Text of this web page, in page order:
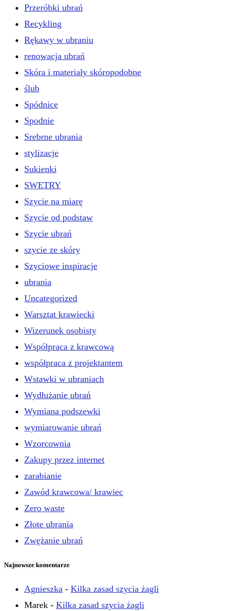
Przeróbki ubrań
Recykling
Rękawy w ubraniu
renowacja ubrań
Skóra i materiały skóropodobne
ślub
Spódnice
Spodnie
Srebrne ubrania
stylizacje
Sukienki
SWETRY
Szycie na miarę
Szycie od podstaw
Szycie ubrań
szycie ze skóry
Szyciowe inspiracje
ubrania
Uncategorized
Warsztat krawiecki
Wizerunek osobisty
Współpraca z krawcową
współpraca z projektantem
Wstawki w ubraniach
Wydłużanie ubrań
Wymiana podszewki
wymiarowanie ubrań
Wzorcownia
Zakupy przez internet
zarabianie
Zawód krawcowa/ krawiec
Zero waste
Złote ubrania
Zwężanie ubrań
Najnowsze komentarze
Agnieszka - Kilka zasad szycia żagli
Marek - Kilka zasad szycia żagli